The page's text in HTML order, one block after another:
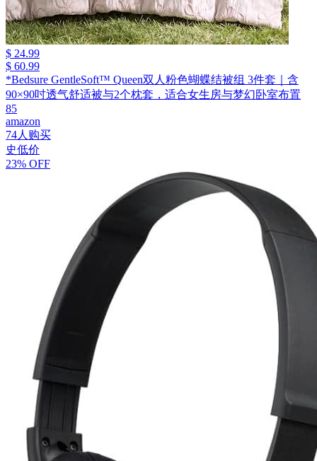
$ 24.99
$ 60.99
*Bedsure GentleSoft™ Queen双人粉色蝴蝶结被组 3件套｜含
90×90吋透气舒适被与2个枕套，适合女生房与梦幻卧室布置
85
amazon
74人购买
史低价
23% OFF